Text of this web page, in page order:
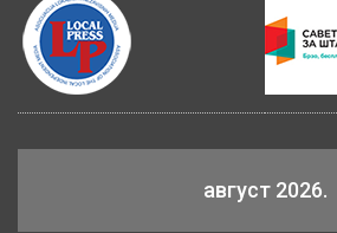
август 2026.